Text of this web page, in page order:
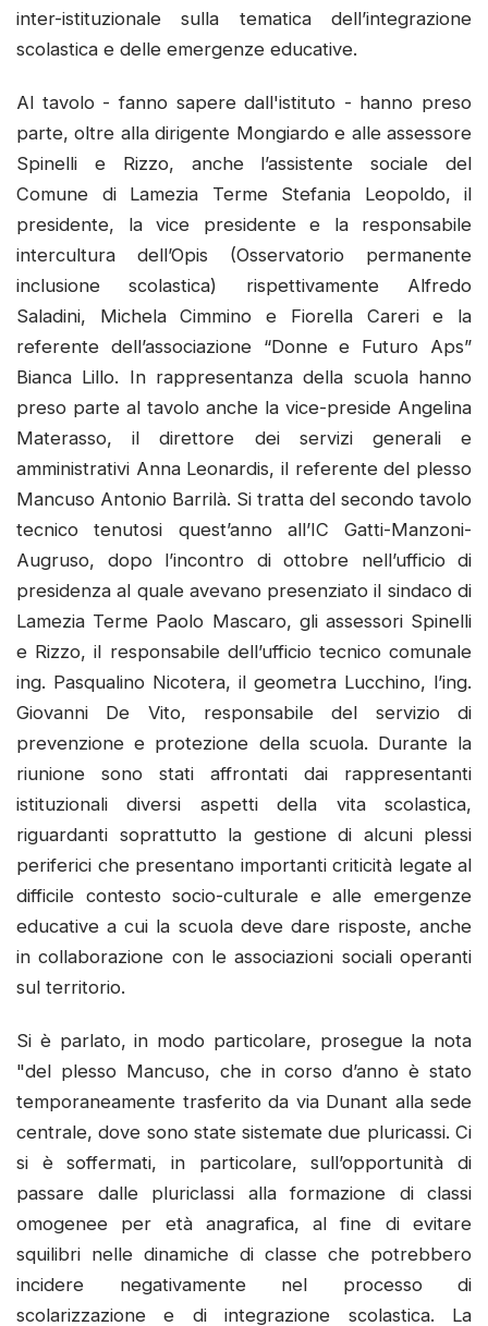
inter-istituzionale sulla tematica dell’integrazione
scolastica e delle emergenze educative.
Al tavolo - fanno sapere dall'istituto - hanno preso
parte, oltre alla dirigente Mongiardo e alle assessore
Spinelli e Rizzo, anche l’assistente sociale del
Comune di Lamezia Terme Stefania Leopoldo, il
presidente, la vice presidente e la responsabile
intercultura dell’Opis (Osservatorio permanente
inclusione scolastica) rispettivamente Alfredo
Saladini, Michela Cimmino e Fiorella Careri e la
referente dell’associazione “Donne e Futuro Aps”
Bianca Lillo. In rappresentanza della scuola hanno
preso parte al tavolo anche la vice-preside Angelina
Materasso, il direttore dei servizi generali e
amministrativi Anna Leonardis, il referente del plesso
Mancuso Antonio Barrilà. Si tratta del secondo tavolo
tecnico tenutosi quest’anno all’IC Gatti-Manzoni-
Augruso, dopo l’incontro di ottobre nell’ufficio di
presidenza al quale avevano presenziato il sindaco di
Lamezia Terme Paolo Mascaro, gli assessori Spinelli
e Rizzo, il responsabile dell’ufficio tecnico comunale
ing. Pasqualino Nicotera, il geometra Lucchino, l’ing.
Giovanni De Vito, responsabile del servizio di
prevenzione e protezione della scuola. Durante la
riunione sono stati affrontati dai rappresentanti
istituzionali diversi aspetti della vita scolastica,
riguardanti soprattutto la gestione di alcuni plessi
periferici che presentano importanti criticità legate al
difficile contesto socio-culturale e alle emergenze
educative a cui la scuola deve dare risposte, anche
in collaborazione con le associazioni sociali operanti
sul territorio.
Si è parlato, in modo particolare, prosegue la nota
"del plesso Mancuso, che in corso d’anno è stato
temporaneamente trasferito da via Dunant alla sede
centrale, dove sono state sistemate due pluricassi. Ci
si è soffermati, in particolare, sull’opportunità di
passare dalle pluriclassi alla formazione di classi
omogenee per età anagrafica, al fine di evitare
squilibri nelle dinamiche di classe che potrebbero
incidere negativamente nel processo di
scolarizzazione e di integrazione scolastica. La